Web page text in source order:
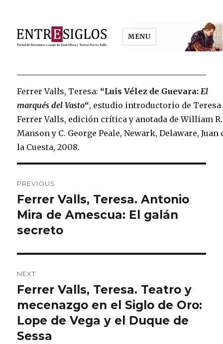
MENU
Ferrer Valls, Teresa: “Luis Vélez de Guevara: El
marqués del Vasto“, estudio introductorio de Teresa
Ferrer Valls, edición crítica y anotada de William R.
Manson y C. George Peale, Newark, Delaware, Juan
la Cuesta, 2008.
navigation
PREVIOUS
Previous
post:
Ferrer Valls, Teresa. Antonio
Mira de Amescua: El galán
secreto
NEXT
Next
post:
Ferrer Valls, Teresa. Teatro y
mecenazgo en el Siglo de Oro:
Lope de Vega y el Duque de
Sessa